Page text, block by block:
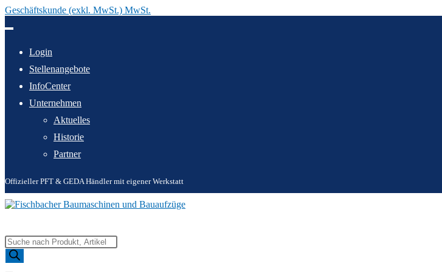
Geschäftskunde (exkl. MwSt.) MwSt.
Inhalt
Login
Stellenangebote
InfoCenter
Unternehmen
Aktuelles
Historie
Partner
Offizieller PFT & GEDA Händler mit eigener Werkstatt
Products
search